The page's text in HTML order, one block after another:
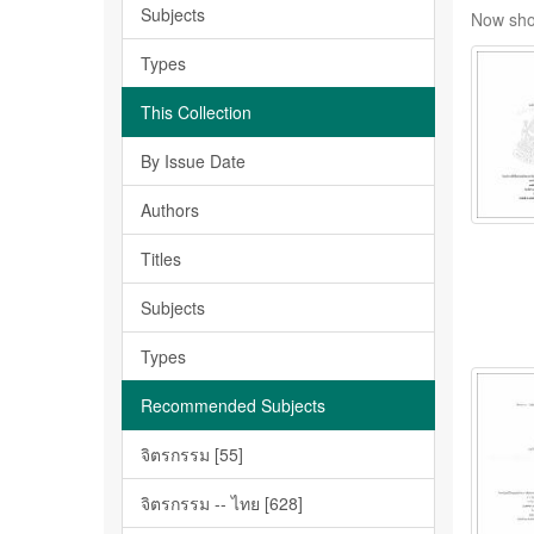
Subjects
Types
This Collection
By Issue Date
Authors
Titles
Subjects
Types
Recommended Subjects
จิตรกรรม [55]
จิตรกรรม -- ไทย [628]
Now